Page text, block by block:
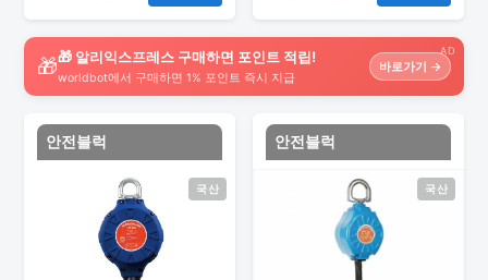
AD
🎁🎁 알리익스프레스 구매하면 포인트 적립!
worldbot에서 구매하면 1% 포인트 즉시 지급
바로가기 →
안전블럭
국산
안전블럭
국산